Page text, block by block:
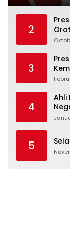
2
3
4
Ahli
5